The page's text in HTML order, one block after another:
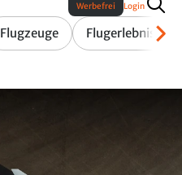
Flugzeuge Flugerlebnis
Werbefrei Login